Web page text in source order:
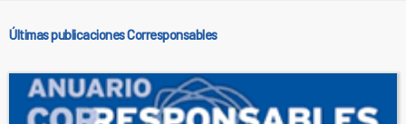
Últimas publicaciones Corresponsables